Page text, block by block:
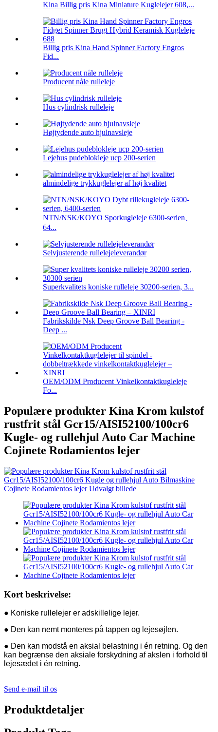
Kina Billig pris Kina Miniature Kuglelejer 608,...
Billig pris Kina Hand Spinner Factory Engros
Fid...
Producent nåle rulleleje
Hus cylindrisk rulleleje
Højtydende auto hjulnavsleje
Lejehus pudeblokleje ucp 200-serien
almindelige trykkuglelejer af høj kvalitet
NTN/NSK/KOYO Sporkugleleje 6300-serien、
64...
Selvjusterende rullelejeleverandør
Superkvalitets koniske rulleleje 30200-serien, 3...
Fabrikskilde Nsk Deep Groove Ball Bearing -
Deep ...
OEM/ODM Producent Vinkelkontaktkugleleje
Fo...
Populære produkter Kina Krom kulstof
rustfrit stål Gcr15/AISI52100/100cr6
Kugle- og rullehjul Auto Car Machine
Cojinete Rodamientos lejer
Kort beskrivelse:
● Koniske rullelejer er adskillelige lejer.
● Den kan nemt monteres på tappen og lejesøjlen.
● Den kan modstå en aksial belastning i én retning. Og den
kan begrænse den aksiale forskydning af akslen i forhold til
lejesædet i én retning.
Send e-mail til os
Produktdetaljer